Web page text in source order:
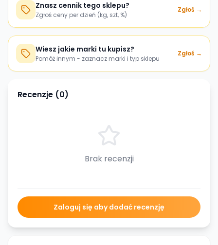
Znasz cennik tego sklepu?
Zgłoś ceny per dzień (kg, szt, %)
Zgłoś →
Wiesz jakie marki tu kupisz?
Pomóż innym - zaznacz marki i typ sklepu
Zgłoś →
Recenzje (0)
Brak recenzji
Zaloguj się aby dodać recenzję